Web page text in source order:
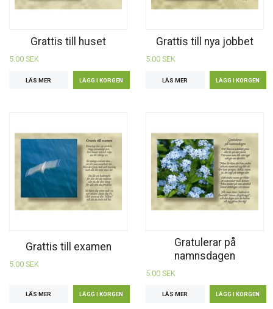
Grattis till huset
5.00 SEK
LÄS MER
Grattis till nya jobbet
5.00 SEK
LÄS MER
Grattis till examen
5.00 SEK
LÄS MER
Gratulerar på
namnsdagen
5.00 SEK
LÄS MER